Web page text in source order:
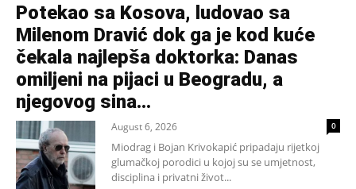
Potekao sa Kosova, ludovao sa
Milenom Dravić dok ga je kod kuće
čekala najlepša doktorka: Danas
omiljeni na pijaci u Beogradu, a
njegovog sina...
August 6, 2026 0
Miodrag i Bojan Krivokapić pripadaju rijetkoj
glumačkoj porodici u kojoj su se umjetnost,
disciplina i privatni život...